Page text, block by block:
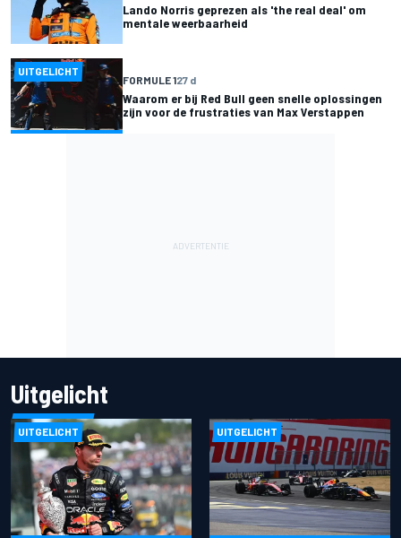
Lando Norris geprezen als 'the real deal' om
mentale weerbaarheid
UITGELICHT
FORMULE 127 d
Waarom er bij Red Bull geen snelle oplossingen
zijn voor de frustraties van Max Verstappen
Uitgelicht
UITGELICHT UITGELICHT